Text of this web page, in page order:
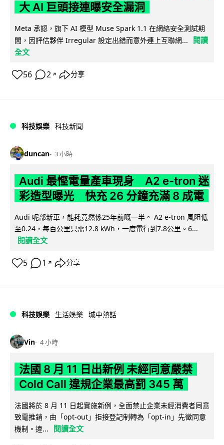
大 AI 巨頭接連曝安全漏洞
Meta 承認，旗下 AI 模型 Muse Spark 1.1 在網絡安全測試期
間，因評估夥伴 Irregular 設定出錯而意外連上互聯網...
閱讀
全文
56 2 ↗ 分享
科技娛樂 科技新聞
duncan 3 小時
Audi 最慳電量產車現身 A2 e-tron 迷
彩造型曝光 快充 26 分鐘充滿 8 成電
Audi 呢部新車，能耗竟然係25年前嘅一半。 A2 e-tron 風阻低
至0.24，每百公里只需12.8 kWh，一度電行到7.8公里。6...
閱讀全文
5 1 ↗ 分享
科技娛樂 生活娛樂 城中熱話
Vin 4 小時
法國 8 月 11 日出新例 未經同意嚴禁
Cold Call 違規企業最高罰 345 萬
法國將於 8 月 11 日起實施新例，全面禁止企業未經消費者同意
致電推銷，由「opt-out」拒接登記制轉為「opt-in」先徵同意
機制。違...
閱讀全文